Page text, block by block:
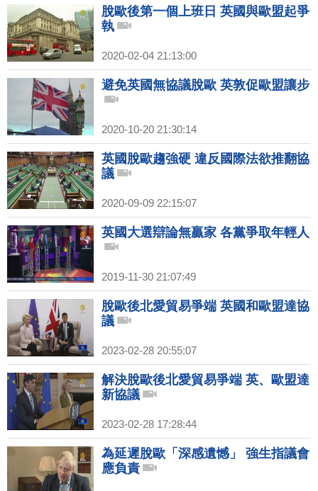
脫歐後第一個上班日 英國與歐盟起爭
執
2020-02-04 21:13:00
避免英國無協議脫歐 英敦促歐盟讓步
2020-10-20 21:30:14
英國脫歐趨強硬 違反國際法欲推翻協
議
2020-09-09 22:15:07
英國大選辯論無贏家 各黨爭取年輕人
2019-11-30 21:07:49
脫歐後北愛貿易爭端 英國和歐盟達協
議
2023-02-28 20:55:07
解決脫歐後北愛貿易爭端 英、歐盟達
新協議
2023-02-28 17:28:44
為延遲脫歐「深感遺憾」 強生指議會
應負責